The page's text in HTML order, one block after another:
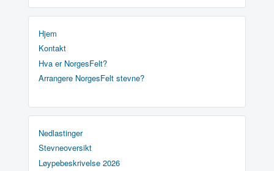
Hjem
Kontakt
Hva er NorgesFelt?
Arrangere NorgesFelt stevne?
Nedlastinger
Stevneoversikt
Løypebeskrivelse 2026